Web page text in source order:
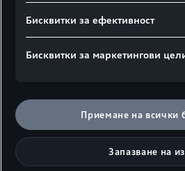
помощ при
В случай на инцидент
Като алтернатива можете да
спешното повикване ръчно,
бутон. Ако закъсате на пътя
онлайн обаждането за
бутон може да Ви помогне
Бисквитки за ефективност
Бисквитки за маркетингови
Приемане на всички
Запазване на